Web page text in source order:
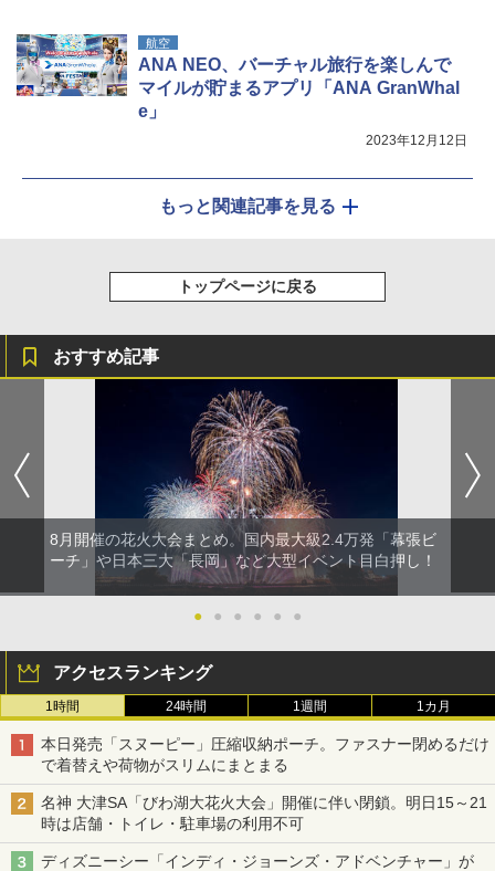
航空
ANA NEO、バーチャル旅行を楽しんで
マイルが貯まるアプリ「ANA GranWhal
e」
2023年12月12日
もっと関連記事を見る
トップページに戻る
おすすめ記事
8月開催の花火大会まとめ。国内最大級2.4万発「幕張ビ
ーチ」や日本三大「長岡」など大型イベント目白押し！
● ● ● ● ● ●
アクセスランキング
1時間 24時間 1週間 1カ月
本日発売「スヌーピー」圧縮収納ポーチ。ファスナー閉めるだけ
で着替えや荷物がスリムにまとまる
名神 大津SA「びわ湖大花火大会」開催に伴い閉鎖。明日15～21
時は店舗・トイレ・駐車場の利用不可
ディズニーシー「インディ・ジョーンズ・アドベンチャー」が